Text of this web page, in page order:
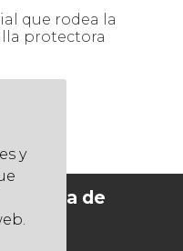
que rodea la
protectora
de
y